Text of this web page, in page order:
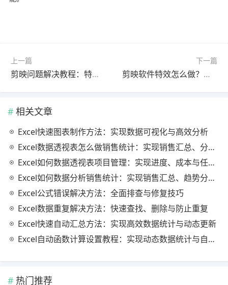
上一篇
剪映问题解决教程：特效完整教程2026最新版（常见问题解决）
下一篇
剪映软件特效怎么做？官方最新版操作教程（详细步骤）
相关文章
Excel快速图表制作方法：实现数据可视化与高效分析
Excel数据透视表怎么做销售统计：实现销售汇总、分析与动态监控
Excel如何数据透视表项目管理：实现进度、成本与任务的高效分析
Excel如何数据分析销售统计：实现销售汇总、趋势分析与业绩优化
Excel公式错误解决方法：全面排查与修复技巧
Excel数据重复解决方法：快速查找、删除与防止重复
Excel快速自动汇总方法：实现高效数据统计与动态更新
Excel自动函数计算设置教程：实现动态数据统计与自动更新
热门推荐